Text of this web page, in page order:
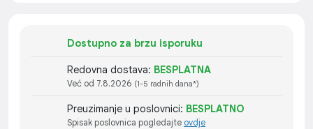
Dostupno za brzu isporuku
Redovna dostava: BESPLATNA
Već od 7.8.2026 (1-5 radnih dana*)
Preuzimanje u poslovnici: BESPLATNO
Spisak poslovnica pogledajte ovdje